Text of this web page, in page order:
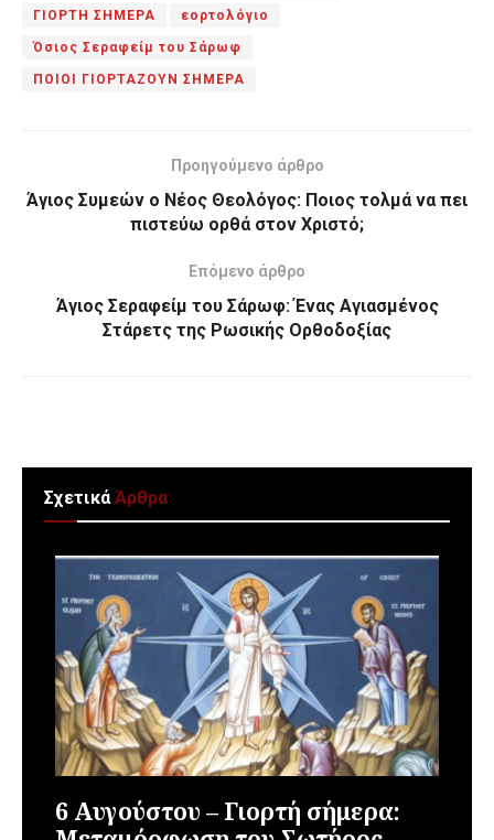
ΓΙΟΡΤΗ ΣΗΜΕΡΑ εορτολόγιο
Όσιος Σεραφείμ του Σάρωφ
ΠΟΙΟΙ ΓΙΟΡΤΑΖΟΥΝ ΣΗΜΕΡΑ
Προηγούμενο άρθρο
Άγιος Συμεών ο Νέος Θεολόγος: Ποιος τολμά να πει
πιστεύω ορθά στον Χριστό;
Επόμενο άρθρο
Άγιος Σεραφείμ του Σάρωφ: Ένας Αγιασμένος
Στάρετς της Ρωσικής Ορθοδοξίας
ΣχετικάΆρθρα
6 Αυγούστου – Γιορτή σήμερα: